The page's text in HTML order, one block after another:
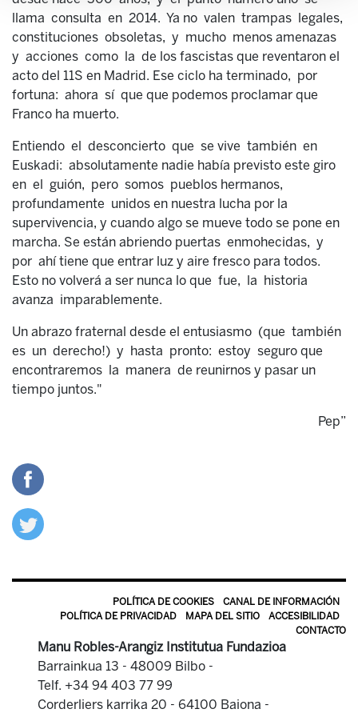
llama consulta en 2014. Ya no valen trampas legales,
constituciones obsoletas, y mucho menos amenazas
y acciones como la de los fascistas que reventaron el
acto del 11S en Madrid. Ese ciclo ha terminado, por
fortuna: ahora sí que que podemos proclamar que
Franco ha muerto.
Entiendo el desconcierto que se vive también en
Euskadi: absolutamente nadie había previsto este giro
en el guión, pero somos pueblos hermanos,
profundamente unidos en nuestra lucha por la
supervivencia, y cuando algo se mueve todo se pone en
marcha. Se están abriendo puertas enmohecidas, y
por ahí tiene que entrar luz y aire fresco para todos.
Esto no volverá a ser nunca lo que fue, la historia
avanza imparablemente.
Un abrazo fraternal desde el entusiasmo (que también
es un derecho!) y hasta pronto: estoy seguro que
encontraremos la manera de reunirnos y pasar un
tiempo juntos."
Pep”
POLÍTICA DE COOKIES
CANAL DE INFORMACIÓN
POLÍTICA DE PRIVACIDAD
MAPA DEL SITIO
ACCESIBILIDAD
CONTACTO
Manu Robles-Arangiz Institutua Fundazioa
Barrainkua 13 - 48009 Bilbo -
Telf. +34 94 403 77 99
Corderliers karrika 20 - 64100 Baiona -